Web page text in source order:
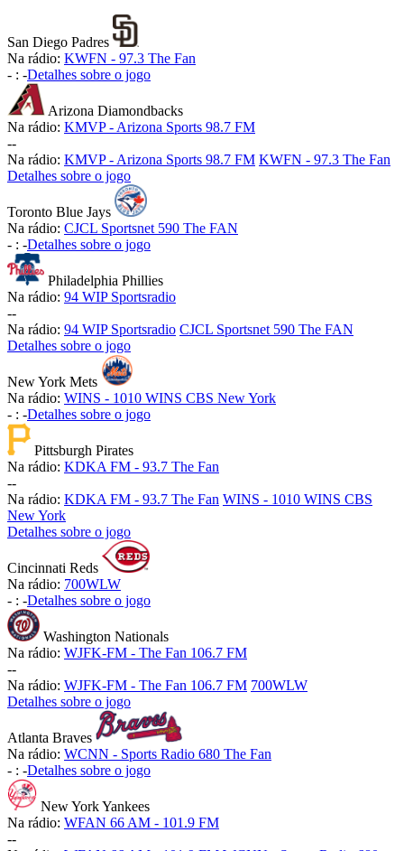
San Diego Padres
Na rádio: KWFN - 97.3 The Fan
- : -Detalhes sobre o jogo
Arizona Diamondbacks
Na rádio: KMVP - Arizona Sports 98.7 FM
--
Na rádio: KMVP - Arizona Sports 98.7 FM KWFN - 97.3 The Fan
Detalhes sobre o jogo
Toronto Blue Jays
Na rádio: CJCL Sportsnet 590 The FAN
- : -Detalhes sobre o jogo
Philadelphia Phillies
Na rádio: 94 WIP Sportsradio
--
Na rádio: 94 WIP Sportsradio CJCL Sportsnet 590 The FAN
Detalhes sobre o jogo
New York Mets
Na rádio: WINS - 1010 WINS CBS New York
- : -Detalhes sobre o jogo
Pittsburgh Pirates
Na rádio: KDKA FM - 93.7 The Fan
--
Na rádio: KDKA FM - 93.7 The Fan WINS - 1010 WINS CBS
New York
Detalhes sobre o jogo
Cincinnati Reds
Na rádio: 700WLW
- : -Detalhes sobre o jogo
Washington Nationals
Na rádio: WJFK-FM - The Fan 106.7 FM
--
Na rádio: WJFK-FM - The Fan 106.7 FM 700WLW
Detalhes sobre o jogo
Atlanta Braves
Na rádio: WCNN - Sports Radio 680 The Fan
- : -Detalhes sobre o jogo
New York Yankees
Na rádio: WFAN 66 AM - 101.9 FM
--